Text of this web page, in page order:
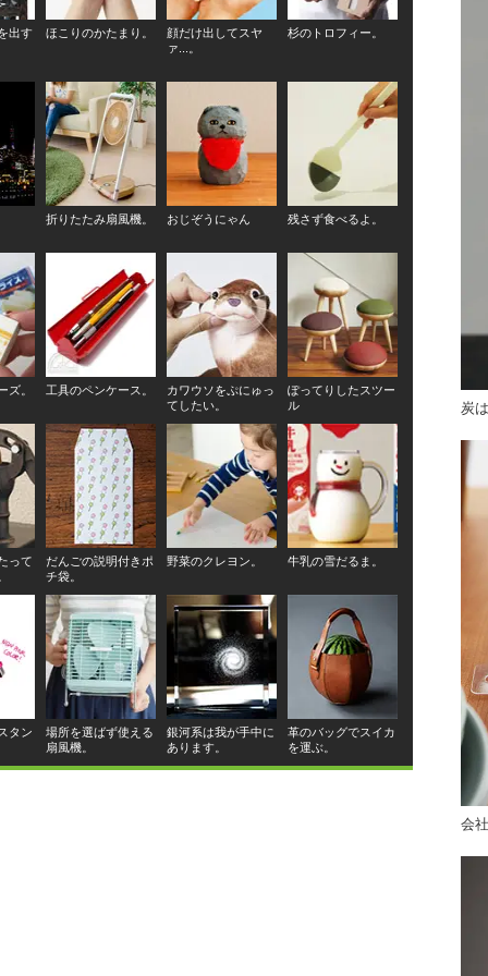
出す ほこりのかたまり。
顔だけ出してスヤ
ァ...。
杉のトロフィー。
折りたたみ扇風機。 おじぞうにゃん 残さず食べるよ。
ズ。 工具のペンケース。
カワウソをぷにゅっ
てしたい。
ぽってりしたスツー
ル
って
だんごの説明付きポ
チ袋。
野菜のクレヨン。 牛乳の雪だるま。
タン
場所を選ばず使える
扇風機。
銀河系は我が手中に
あります。
革のバッグでスイカ
を運ぶ。
炭
会